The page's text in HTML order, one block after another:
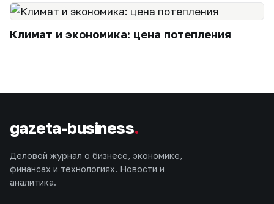
Климат и экономика: цена потепления
gazeta-business.
Деловой журнал о бизнесе, экономике,
финансах и технологиях. Новости и
аналитика.